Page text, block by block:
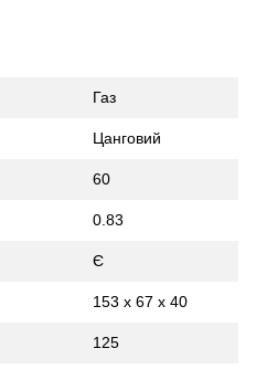
Газ
Цанговий
60
0.83
Є
153 x 67 x 40
125